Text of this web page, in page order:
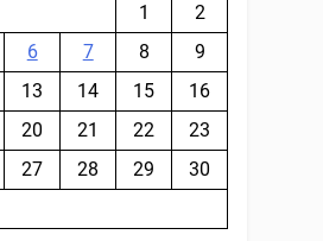
1
2
6 7 8
9
13 14 15
16
20 21 22
23
27 28 29
30